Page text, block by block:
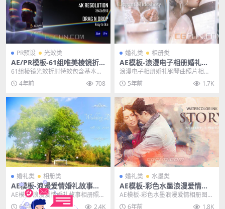
PR预设 光效类
AE/PR模板-61组唯美棱镜折
射光晕梦幻光效视频特效模板
预设
61组棱镜光效折射特效包含基本棱
镜、破碎的棱镜、万花筒棱镜、碎
片棱镜、特殊棱镜等...
4年前 708
婚礼类 相册类
AE模板-浪漫电子相册婚礼钢
琴曲照片相册片头动画模板
浪漫电子相册婚礼钢琴曲照片相册
片头动画AE模板，一个简单的婚礼
项目也可以作为独立...
5年前 1.7K
婚礼类 相册类
AE模板-浪漫爱情婚礼故事相
册照片图片真实场景展示模板
AE模板-浪漫爱情婚礼故事相册照片
图片真实场景展示模板
6年前 2.4K
婚礼类 水墨类
AE模板-彩色水墨浪漫爱情相
册图文展示开场模板 Waterco
lor Ink Story
AE模板-彩色水墨浪漫爱情相册图文
展示开场模板 Watercolor Ink S...
6年前 1.8K